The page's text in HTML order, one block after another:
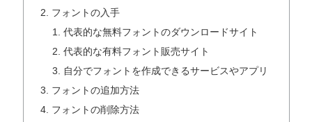
フォントの入手
代表的な無料フォントのダウンロードサイト
代表的な有料フォント販売サイト
自分でフォントを作成できるサービスやアプリ
フォントの追加方法
フォントの削除方法